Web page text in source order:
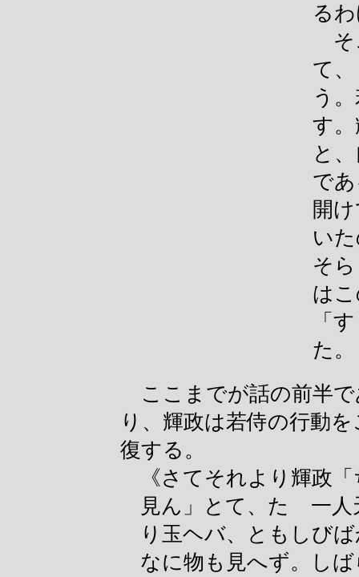
る
そ
て
う
す
と
で
開
い
そ
は
「
た。
ここまでが話の前半で
り、輝政は若侍の行動
復する。
《さてそれより輝政
見ん」とて、たゞ一
り玉ヘバ、ともしび
なに物も見へず。し